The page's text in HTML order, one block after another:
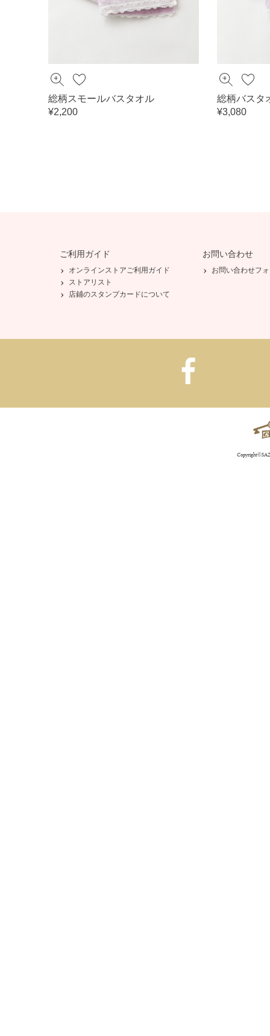
総柄スモールバスタオル
¥2,200
総柄バスタ
¥3,080
ご利用ガイド
オンラインストアご利用ガイド
ストアリスト
店鋪のスタンプカードについて
お問い合わせ
お問い合わせフ